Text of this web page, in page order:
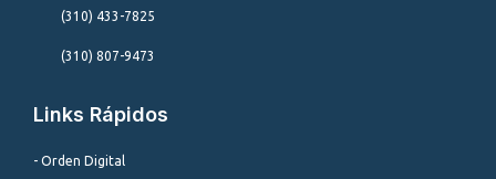
(310) 433-7825
(310) 807-9473
Links Rápidos
- Orden Digital